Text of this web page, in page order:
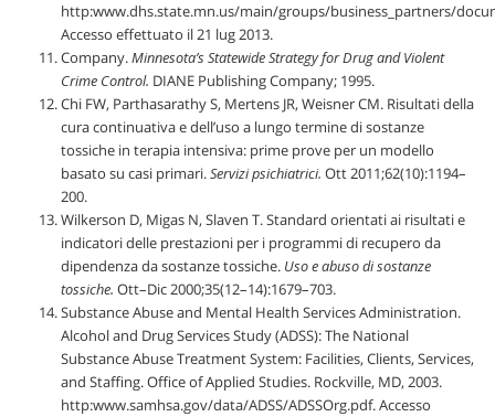
http:www.dhs.state.mn.us/main/groups/business_partners/
Accesso effettuato il 21 lug 2013.
Company.Minnesota’s Statewide Strategy for Drug and Violent
Crime Control. DIANE Publishing Company; 1995.
Chi FW, Parthasarathy S, Mertens JR, Weisner CM. Risultati della
cura continuativa e dell’uso a lungo termine di sostanze
tossiche in terapia intensiva: prime prove per un modello
basato su casi primari.Servizi psichiatrici. Ott 2011;62(10):1194–
200.
Wilkerson D, Migas N, Slaven T. Standard orientati ai risultati e
indicatori delle prestazioni per i programmi di recupero da
dipendenza da sostanze tossiche. Uso e abuso di sostanze
tossiche. Ott–Dic 2000;35(12–14):1679–703.
Substance Abuse and Mental Health Services Administration.
Alcohol and Drug Services Study (ADSS): The National
Substance Abuse Treatment System: Facilities, Clients, Services,
and Staffing. Office of Applied Studies. Rockville, MD, 2003.
http:www.samhsa.gov/data/ADSS/ADSSOrg.pdf. Accesso